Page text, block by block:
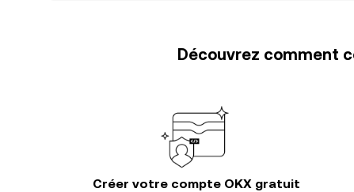
Découvrez comment
Créer votre compte OKX gratuit